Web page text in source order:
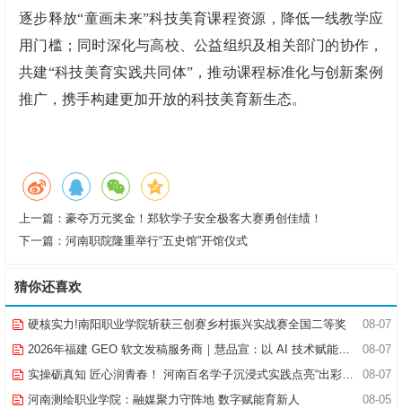
逐步释放“童画未来”科技美育课程资源，降低一线教学应
用门槛；同时深化与高校、公益组织及相关部门的协作，
共建“科技美育实践共同体”，推动课程标准化与创新案例
推广，携手构建更加开放的科技美育新生态。
上一篇： 豪夺万元奖金！郑软学子安全极客大赛勇创佳绩！
下一篇： 河南职院隆重举行“五史馆”开馆仪式
猜你还喜欢
08-07
硬核实力!南阳职业学院斩获三创赛乡村振兴实战赛全国二等奖
08-07
2026年福建 GEO 软文发稿服务商｜慧品宣：以 AI 技术赋能品牌全域传播
08-07
实操砺真知 匠心润青春！ 河南百名学子沉浸式实践点亮“出彩中原”实践路
08-05
河南测绘职业学院：融媒聚力守阵地 数字赋能育新人